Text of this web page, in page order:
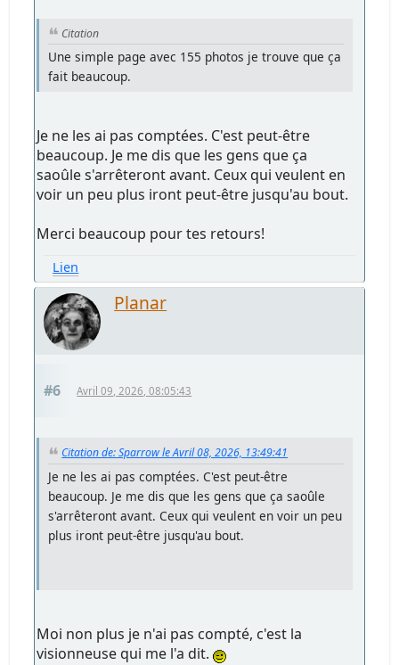
Citation
Une simple page avec 155 photos je trouve que ça
fait beaucoup.
Je ne les ai pas comptées. C'est peut-être
beaucoup. Je me dis que les gens que ça
saoûle s'arrêteront avant. Ceux qui veulent en
voir un peu plus iront peut-être jusqu'au bout.
Merci beaucoup pour tes retours!
Lien
Planar
#6 Avril 09, 2026, 08:05:43
Citation de: Sparrow le Avril 08, 2026, 13:49:41
Je ne les ai pas comptées. C'est peut-être
beaucoup. Je me dis que les gens que ça saoûle
s'arrêteront avant. Ceux qui veulent en voir un peu
plus iront peut-être jusqu'au bout.
Moi non plus je n'ai pas compté, c'est la
visionneuse qui me l'a dit.